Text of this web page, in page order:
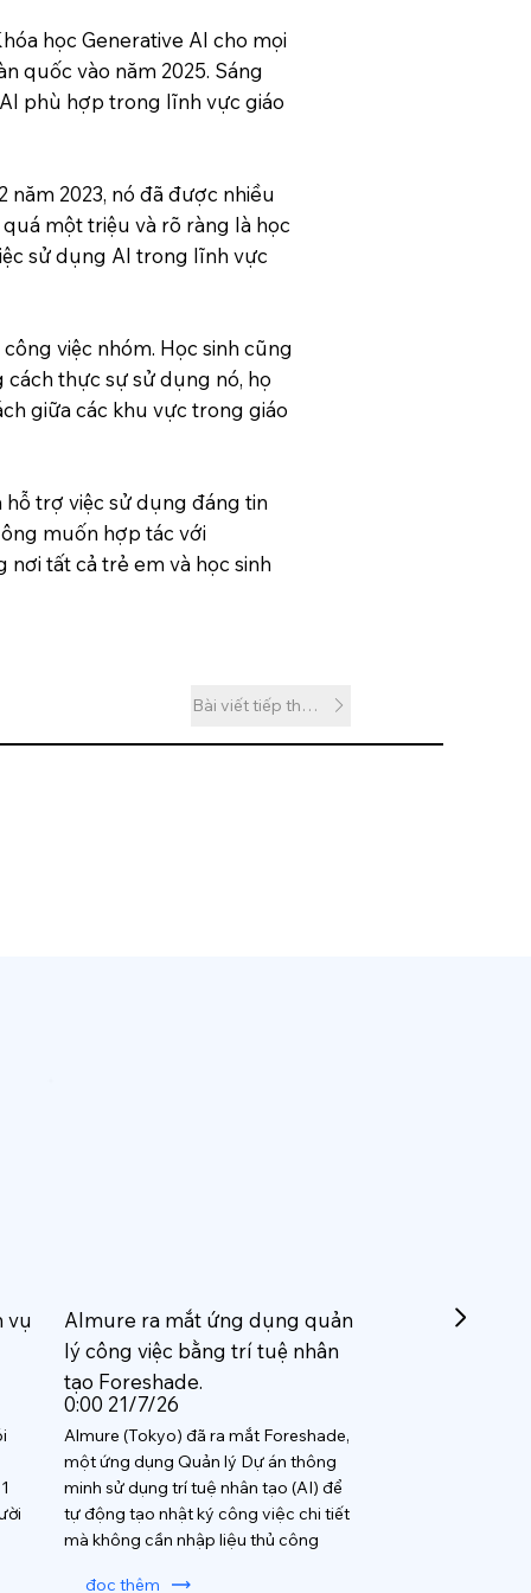
học Generative AI cho mọi
quốc vào năm 2025. Sáng
phù hợp trong lĩnh vực giáo
năm 2023, nó đã được nhiều
một triệu và rõ ràng là học
sử dụng AI trong lĩnh vực
việc nhóm. Học sinh cũng
cách thực sự sử dụng nó, họ
giữa các khu vực trong giáo
hỗ trợ việc sử dụng đáng tin
muốn hợp tác với
tất cả trẻ em và học sinh
Bài viết tiếp theo
vụ
Almure ra mắt ứng dụng quản
lý công việc bằng trí tuệ nhân
tạo Foreshade.
0:00 21/7/26
Almure (Tokyo) đã ra mắt Foreshade,
một ứng dụng Quản lý Dự án thông
minh sử dụng trí tuệ nhân tạo (AI) để
tự động tạo nhật ký công việc chi tiết
mà không cần nhập liệu thủ công
đọc thêm